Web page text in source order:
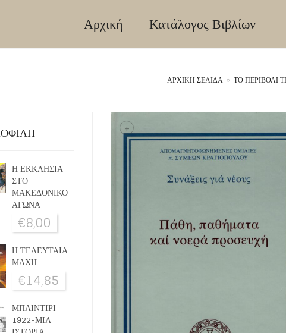
Αρχική Κατάλογος Βιβλίων
ΑΡΧΙΚΉ ΣΕΛΊΔΑ » ΤΟ ΠΕΡΙΒΟΛΙ
+
Η ΕΚΚΛΗΣΙΑ
ΣΤΟ
ΜΑΚΕΔΟΝΙΚΟ
ΑΓΩΝΑ
€8,00
Η ΤΕΛΕΥΤΑΙΑ
ΜΑΧΗ
€14,85
ΜΠΑΙΝΤΙΡΙ
1922-ΜΙΑ